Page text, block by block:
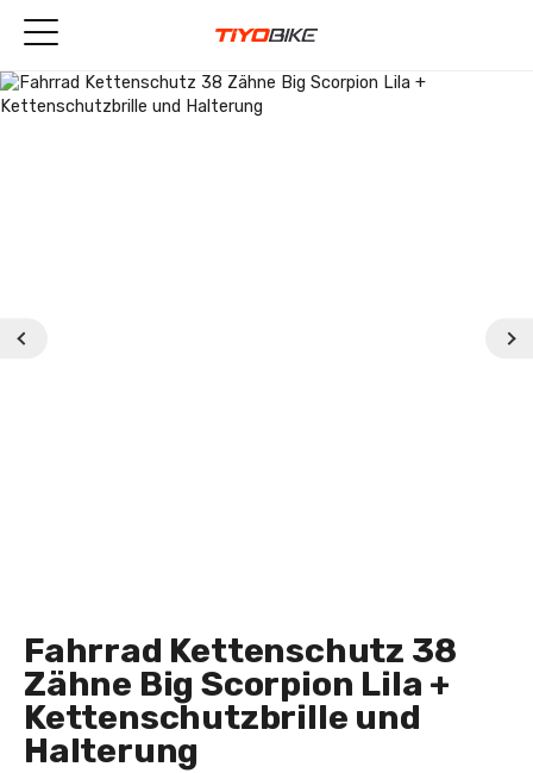
Fahrrad Kettenschutz 38
Zähne Big Scorpion Lila +
Kettenschutzbrille und
Halterung